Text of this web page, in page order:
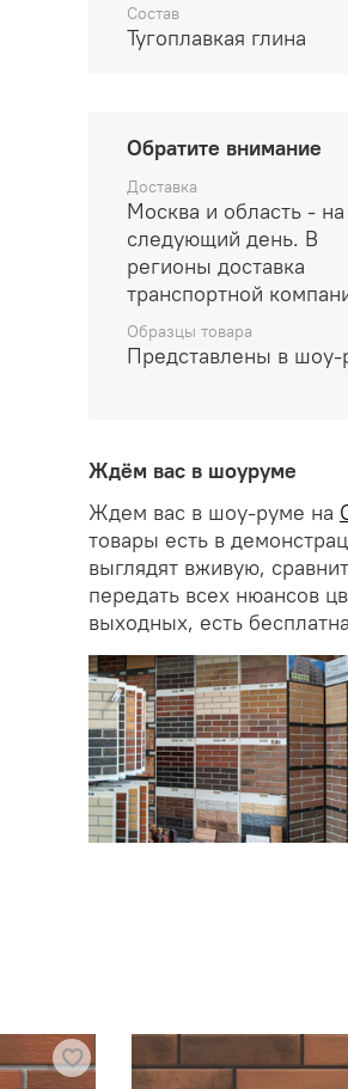
Состав
Тугоплавкая глина
Обратите внимание
Доставка
Москва и область - на
следующий день. В
регионы доставка
транспортной
Образцы товара
Представлены в шоу-
Ждём вас в шоуруме
Ждем вас в шоу-руме на
товары есть в
выглядят вживую,
передать всех нюансов
выходных, есть